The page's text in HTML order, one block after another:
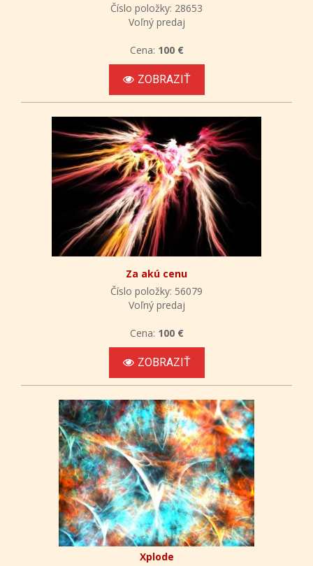
Číslo položky: 28653
Voľný predaj
Cena: 100 €
ZOBRAZIŤ
Za akú cenu
Číslo položky: 56079
Voľný predaj
Cena: 100 €
ZOBRAZIŤ
Xplode